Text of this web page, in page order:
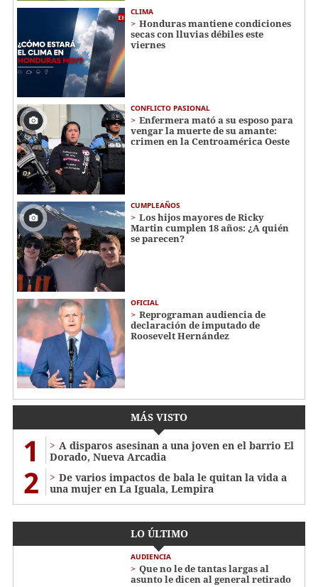
CLIMA
Honduras mantiene condiciones
secas con lluvias débiles este
viernes
CONFLICTO PASIONAL
Enfermera mató a su esposo para
vengar la muerte de su amante:
crimen en la Centroamérica Oeste
CUMPLEAÑOS
Los hijos mayores de Ricky
Martin cumplen 18 años: ¿A quién
se parecen?
OFICIAL
Reprograman audiencia de
declaración de imputado de
Roosevelt Hernández
MÁS VISTO
1
A disparos asesinan a una joven en el barrio El
Dorado, Nueva Arcadia
2
De varios impactos de bala le quitan la vida a
una mujer en La Iguala, Lempira
LO ÚLTIMO
AUDIENCIA
Que no le de tantas largas al
asunto le dicen al general retirado